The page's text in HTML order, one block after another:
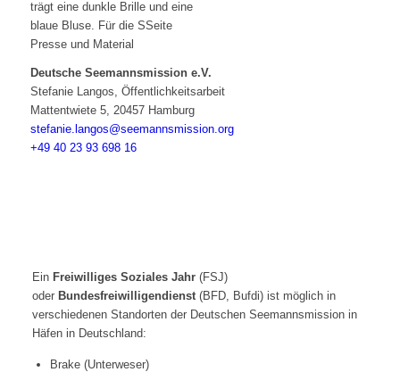
Deutsche Seemannsmission e.V.
Stefanie Langos, Öffentlichkeitsarbeit
Mattentwiete 5, 20457 Hamburg
stefanie.langos@seemannsmission.org
+49 40 23 93 698 16
Ein Freiwilliges Soziales Jahr(FSJ)
oder Bundesfreiwilligendienst(BFD, Bufdi) ist möglich in
verschiedenen Standorten der Deutschen Seemannsmission in
Häfen in Deutschland:
Brake (Unterweser)